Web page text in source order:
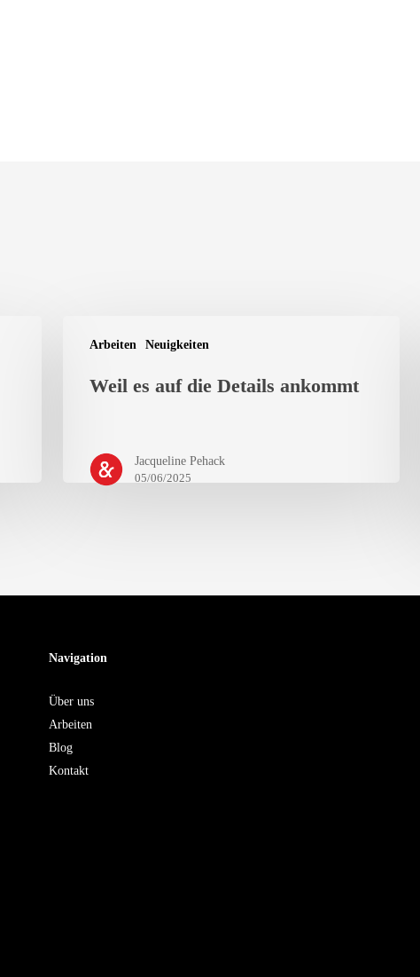
Arbeiten Neuigkeiten
Weil es auf die Details ankommt
Jacqueline Pehack
05/06/2025
Navigation
Über uns
Arbeiten
Blog
Kontakt